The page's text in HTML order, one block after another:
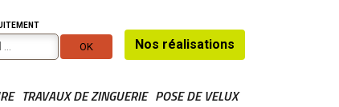
Nos réalisations
TRAVAUX DE ZINGUERIE POSE DE VELUX